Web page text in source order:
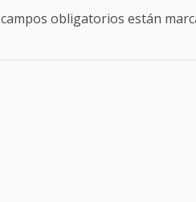
obligatorios están